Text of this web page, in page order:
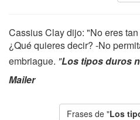
Cassius Clay dijo: "No eres
¿Qué quieres decir? -No
embriague. "Los tipos duros
Mailer
Frases de "Los